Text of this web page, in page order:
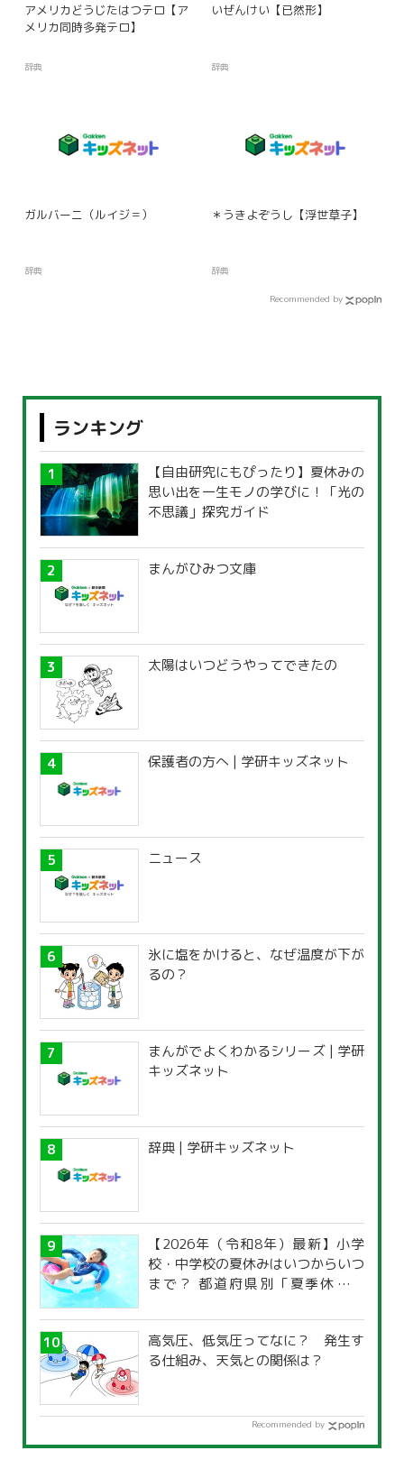
アメリカどうじたはつテロ【ア
メリカ同時多発テロ】
辞典
いぜんけい【已然形】
辞典
ガルバーニ（ルイジ＝）
辞典
＊うきよぞうし【浮世草子】
辞典
Recommended by
ランキング
【自由研究にもぴったり】夏休みの
思い出を一生モノの学びに！「光の
不思議」探究ガイド
まんがひみつ文庫
太陽はいつどうやってできたの
保護者の方へ | 学研キッズネット
ニュース
氷に塩をかけると、なぜ温度が下が
るの？
まんがでよくわかるシリーズ | 学研
キッズネット
辞典 | 学研キッズネット
【2026年（令和8年）最新】小学
校・中学校の夏休みはいつからいつ
まで？ 都道府県別「夏季休暇一
高気圧、低気圧ってなに？ 発生す
る仕組み、天気との関係は？
Recommended by